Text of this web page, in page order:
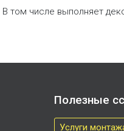
том числе выполняет
Полезные
Услуги